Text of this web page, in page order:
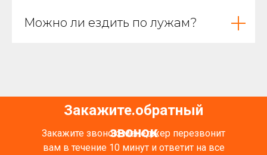
Можно ли ездить по лужам?
Закажите обратный
звонок
Закажите звонок, менеджер перезвонит
вам в течение 10 минут и ответит на все
.